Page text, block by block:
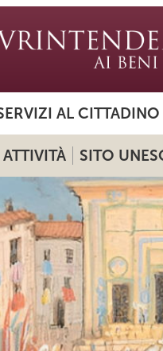
AL CITTADINO
ATTIVITÀ SITO